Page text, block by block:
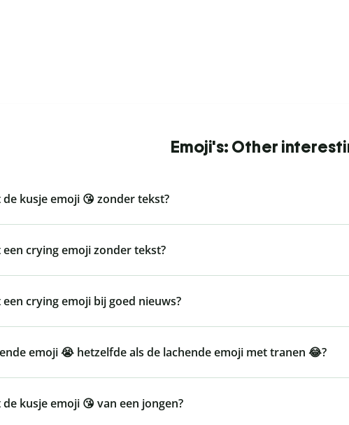
Emoji's: Other
kusje emoji 😘 zonder tekst?
crying emoji zonder tekst?
crying emoji bij goed nieuws?
emoji 😭 hetzelfde als de lachende emoji met tranen 😂?
kusje emoji 😘 van een jongen?